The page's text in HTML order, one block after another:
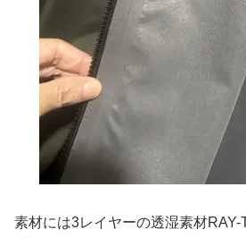
素材には3レイヤーの透湿素材RAY-